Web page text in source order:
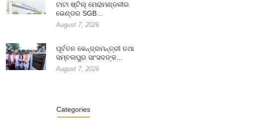
ଟାଟା ଷ୍ଟିଲ୍ ମେରାମଣ୍ଡଳୀର
ଭେଣ୍ଡର SGB…
August 7, 2026
ପୂର୍ବତନ କେନ୍ଦ୍ରମନ୍ତ୍ରୀ ତଥା
ସମ୍ବଲପୁର ସାଂସଦଙ୍କ…
August 7, 2026
Categories